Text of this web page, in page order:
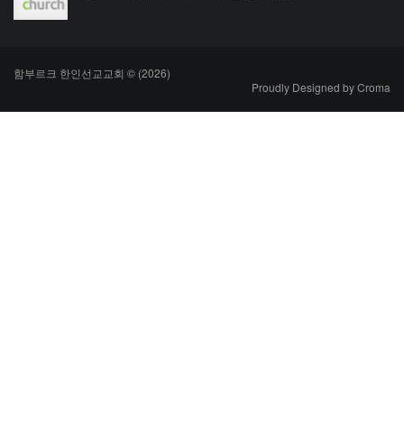
함부르크 한인선교교회 © (2026)
Proudly Designed byCroma